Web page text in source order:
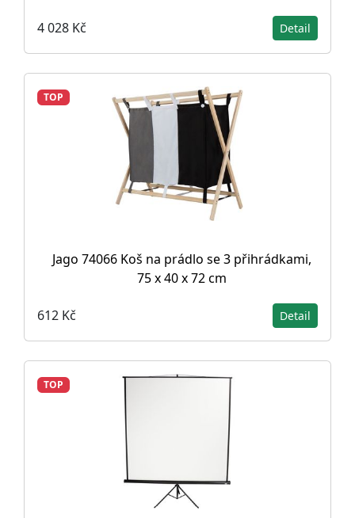
4 028 Kč Detail
TOP
Jago 74066 Koš na prádlo se 3 přihrádkami,
75 x 40 x 72 cm
612 Kč Detail
TOP